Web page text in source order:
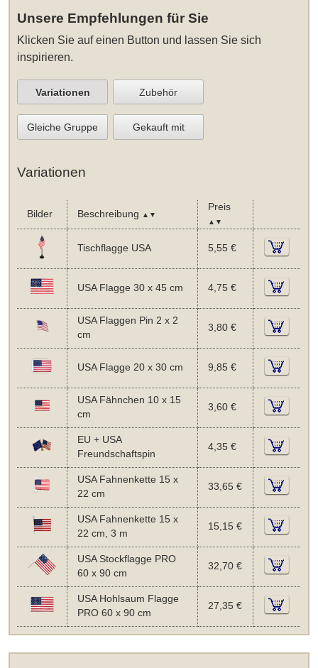
Unsere Empfehlungen für Sie
Klicken Sie auf einen Button und lassen Sie sich
inspirieren.
Variationen Zubehör
Gleiche Gruppe Gekauft mit
Variationen
Bilder Beschreibung ▲▼
Preis
▲▼
Tischflagge USA 5,55 €
USA Flagge 30 x 45 cm 4,75 €
USA Flaggen Pin 2 x 2
cm
3,80 €
USA Flagge 20 x 30 cm 9,85 €
USA Fähnchen 10 x 15
cm
3,60 €
EU + USA
Freundschaftspin
4,35 €
USA Fahnenkette 15 x
22 cm
33,65 €
USA Fahnenkette 15 x
22 cm, 3 m
15,15 €
USA Stockflagge PRO
60 x 90 cm
32,70 €
USA Hohlsaum Flagge
PRO 60 x 90 cm
27,35 €